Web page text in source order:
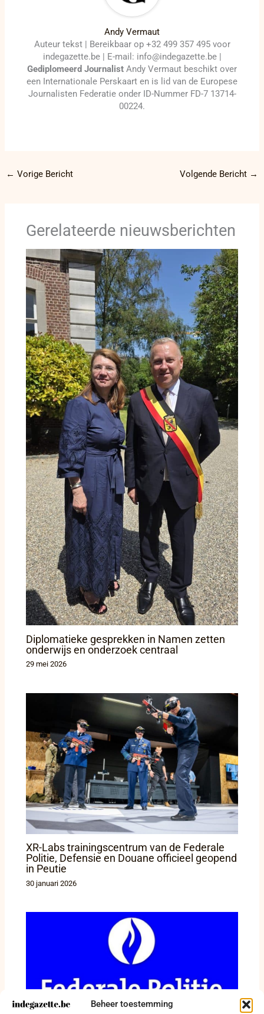
Beheer toestemming
Andy Vermaut
Auteur tekst | Bereikbaar op +32 499 357 495 voor
indegazette.be | E-mail: info@indegazette.be |
Gediplomeerd Journalist Andy Vermaut beschikt over
een Internationale Perskaart en is lid van de Europese
Journalisten Federatie onder ID-Nummer FD-7 13714-
00224.
← Vorige Bericht Volgende Bericht →
Gerelateerde nieuwsberichten
Diplomatieke gesprekken in Namen zetten
onderwijs en onderzoek centraal
29 mei 2026
XR-Labs trainingscentrum van de Federale
Politie, Defensie en Douane officieel geopend
in Peutie
30 januari 2026